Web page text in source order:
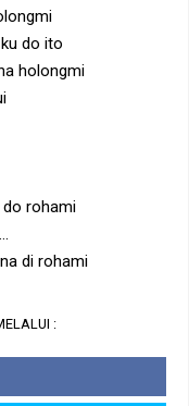
do ito
holongmi
rohami
di rohami
: